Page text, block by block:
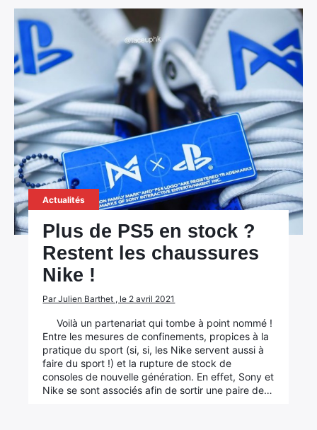
Actualités
Plus de PS5 en stock ?
Restent les chaussures
Nike !
Par Julien Barthet , le 2 avril 2021
Voilà un partenariat qui tombe à point nommé !
Entre les mesures de confinements, propices à la
pratique du sport (si, si, les Nike servent aussi à
faire du sport !) et la rupture de stock de
consoles de nouvelle génération. En effet, Sony et
Nike se sont associés afin de sortir une paire de…